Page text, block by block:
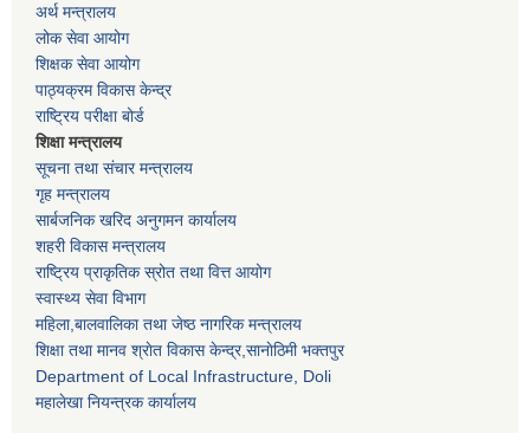
अर्थ मन्त्रालय
लोक सेवा आयोग
शिक्षक सेवा आयोग
पाठ्यक्रम विकास केन्द्र
राष्ट्रिय परीक्षा बोर्ड
शिक्षा मन्त्रालय
सूचना तथा संचार मन्त्रालय
गृह मन्त्रालय
सार्बजनिक खरिद अनुगमन कार्यालय
शहरी विकास मन्त्रालय
राष्ट्रिय प्राकृतिक स्रोत तथा वित्त आयोग
स्वास्थ्य सेवा विभाग
महिला,बालवालिका तथा जेष्ठ नागरिक मन्त्रालय
शिक्षा तथा मानव श्राेत विकास केन्द्र,सानाेठिमी भक्तपुर
Department of Local Infrastructure, Doli
महालेखा नियन्त्रक कार्यालय